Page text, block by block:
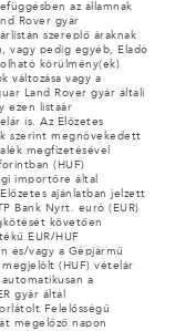
az államnak
Rover gyár
szereplő áraknak
vagy pedig egyéb, Eladó
körülmény(ek)
változása vagy a
Land Rover gyár általi
ezen listaár
is. Az Előzetes
szerint megnövekedett
megfizetésével
(HUF)
importőre által
ajánlatban jelzett
Bank Nyrt. euró (EUR)
követően
EUR/HUF
és/vagy a Gépjármű
(HUF) vételár
a
gyár által
Felelősségű
megelőző napon